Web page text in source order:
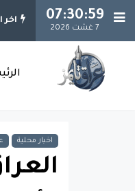
07:30:59
7 غشت 2026
اخر
اخبار محلية